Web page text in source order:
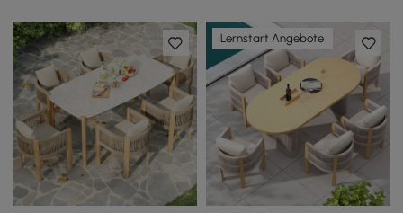
Lernstart Angebote